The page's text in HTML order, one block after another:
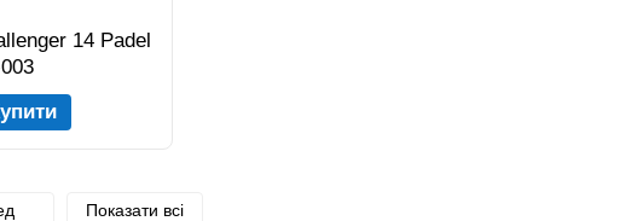
14 Padel
Показати всі